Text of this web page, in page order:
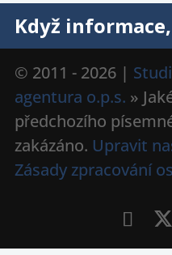
Když
© 2011 - 2026 |
agentura o.p.s. »
předchozího
zakázáno. Upravit
Zásady zpracování